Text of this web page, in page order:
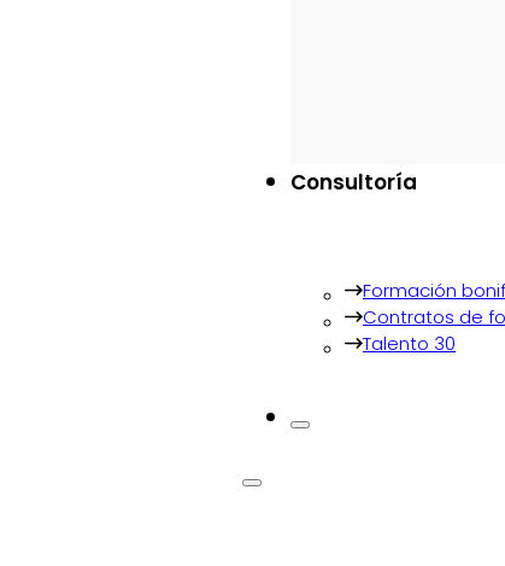
Consultoría
Formación
Contratos de
Talento 30